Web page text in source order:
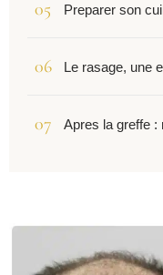
Preparer son
Le rasage, une
Apres la greffe :